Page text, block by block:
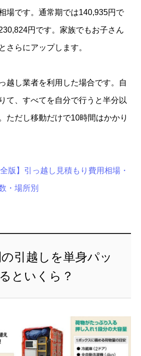
場です。通常期では140,935円で
円です。家族でもお子さん
さらにアップします。
越し業者を利用した場合です。自
て、すべてを自分で行うと半分以
ただし移動だけで10時間はかかり
全版】引っ越し見積もり費用相場・
・場所別
引越しを単身パッ
といくら？